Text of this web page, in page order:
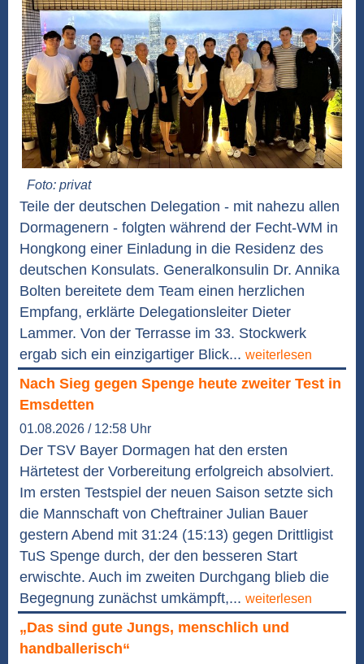
Foto: privat
Teile der deutschen Delegation - mit nahezu allen
Dormagenern - folgten während der Fecht-WM in
Hongkong einer Einladung in die Residenz des
deutschen Konsulats. Generalkonsulin Dr. Annika
Bolten bereitete dem Team einen herzlichen
Empfang, erklärte Delegationsleiter Dieter
Lammer. Von der Terrasse im 33. Stockwerk
ergab sich ein einzigartiger Blick... weiterlesen
Nach Sieg gegen Spenge heute zweiter Test in
Emsdetten
01.08.2026 / 12:58 Uhr
Der TSV Bayer Dormagen hat den ersten
Härtetest der Vorbereitung erfolgreich absolviert.
Im ersten Testspiel der neuen Saison setzte sich
die Mannschaft von Cheftrainer Julian Bauer
gestern Abend mit 31:24 (15:13) gegen Drittligist
TuS Spenge durch, der den besseren Start
erwischte. Auch im zweiten Durchgang blieb die
Begegnung zunächst umkämpft,... weiterlesen
„Das sind gute Jungs, menschlich und
handballerisch“